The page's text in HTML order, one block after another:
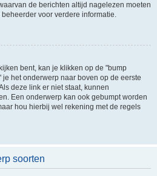
de berichten altijd nagelezen moeten
voor verdere informatie.
bent, kan je klikken op de "bump
het onderwerp naar boven op de eerste
deze link er niet staat, kunnen
Een onderwerp kan ook gebumpt worden
hou hierbij wel rekening met de regels
soorten